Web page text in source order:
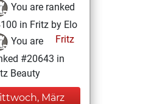
You are ranked
in Fritz by Elo
Fritz
You are
#20643 in
Beauty
März